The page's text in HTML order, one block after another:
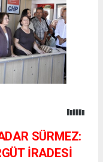
SÜRMEZ:
İRADESİ